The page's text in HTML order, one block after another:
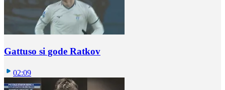
Gattuso si gode Ratkov
02:09